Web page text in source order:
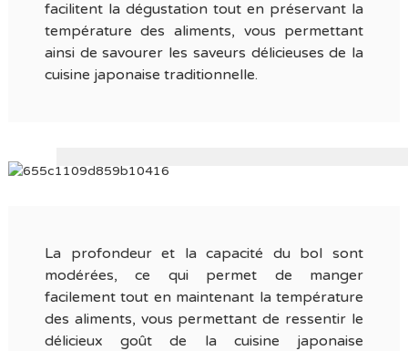
facilitent la dégustation tout en préservant la
température des aliments, vous permettant
ainsi de savourer les saveurs délicieuses de la
cuisine japonaise traditionnelle.
La profondeur et la capacité du bol sont
modérées, ce qui permet de manger
facilement tout en maintenant la température
des aliments, vous permettant de ressentir le
délicieux goût de la cuisine japonaise